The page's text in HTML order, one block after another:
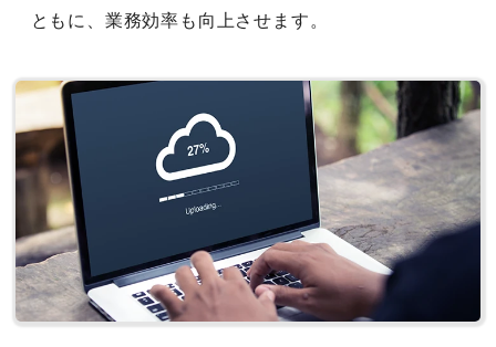
ともに、業務効率も向上させます。